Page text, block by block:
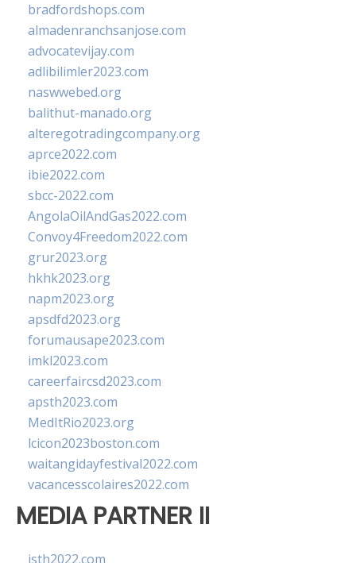
bradfordshops.com
almadenranchsanjose.com
advocatevijay.com
adlibilimler2023.com
naswwebed.org
balithut-manado.org
alteregotradingcompany.org
aprce2022.com
ibie2022.com
sbcc-2022.com
AngolaOilAndGas2022.com
Convoy4Freedom2022.com
grur2023.org
hkhk2023.org
napm2023.org
apsdfd2023.org
forumausape2023.com
imkl2023.com
careerfaircsd2023.com
apsth2023.com
MedItRio2023.org
lcicon2023boston.com
waitangidayfestival2022.com
vacancesscolaires2022.com
MEDIA PARTNER II
isth2022.com